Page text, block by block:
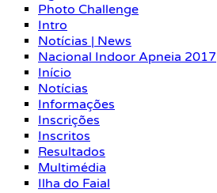
Photo Challenge
Intro
Notícias | News
Nacional Indoor Apneia 2017
Início
Notícias
Informações
Inscrições
Inscritos
Resultados
Multimédia
Ilha do Faial